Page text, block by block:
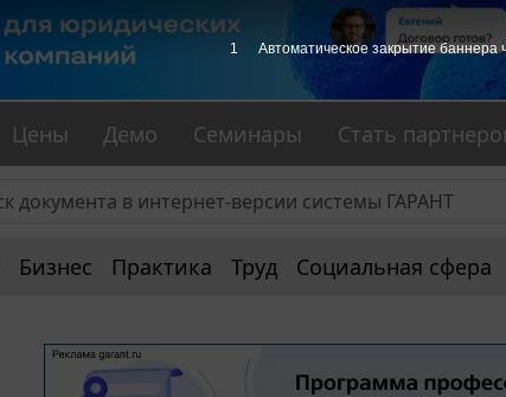
Цены Демо Семинары Стать
Бизнес Практика Труд Социальная сфера
1 Автоматическое закрытие баннера